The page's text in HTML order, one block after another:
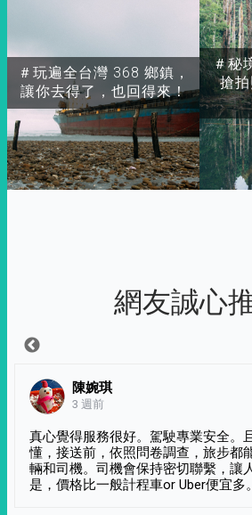
＃玩遍全台灣 368 鄉鎮，
讓你去得了，也回得來！
＃秘
搶
網友誠心
陳婉琪
3 週前
真心覺得服務很好。駕駛專業安全。
懂，接送前，依照問卷調查，旅步都
輛和司機。司機會保持密切聯繫，讓
是，價格比一般計程車or Uber便宜多